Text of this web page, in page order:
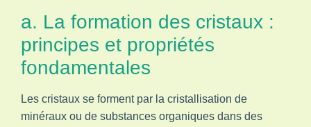
a. La formation des cristaux :
principes et propriétés
fondamentales
Les cristaux se forment par la cristallisation de
minéraux ou de substances organiques dans des